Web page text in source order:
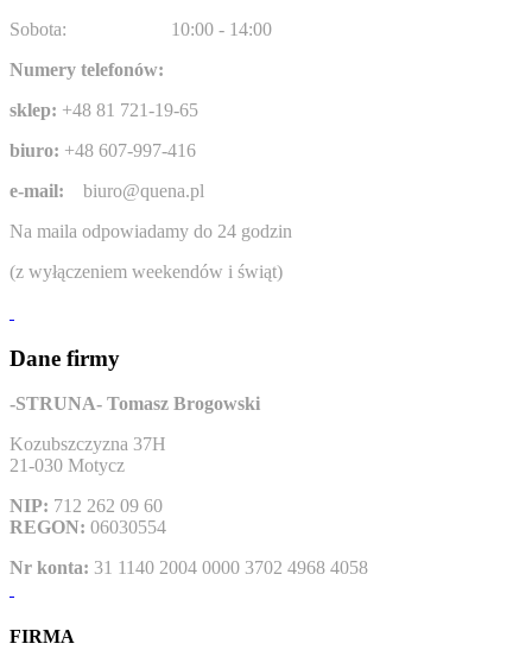
Sobota:
10:00 - 14:00
Numery telefonów:
sklep: +48 81 721-19-65
biuro: +48 607-997-416
e-mail: biuro@quena.pl
Na maila odpowiadamy do 24 godzin
(z wyłączeniem weekendów i świąt)
Dane firmy
-STRUNA- Tomasz Brogowski
Kozubszczyzna 37H
21-030 Motycz
NIP: 712 262 09 60
REGON: 06030554
Nr konta: 31 1140 2004 0000 3702 4968 4058
FIRMA